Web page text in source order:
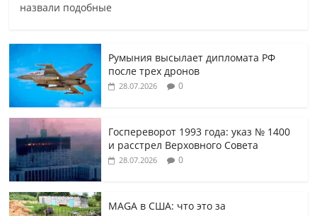
назвали подобные
Румыния высылает дипломата РФ
после трех дронов
28.07.2026 0
Госпереворот 1993 года: указ № 1400
и расстрел Верховного Совета
28.07.2026 0
MAGA в США: что это за